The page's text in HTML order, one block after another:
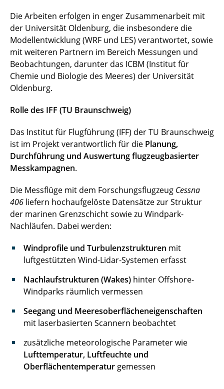
Die Arbeiten erfolgen in enger Zusammenarbeit mit
der Universität Oldenburg, die insbesondere die
Modellentwicklung (WRF und LES) verantwortet, sowie
mit weiteren Partnern im Bereich Messungen und
Beobachtungen, darunter das ICBM (Institut für
Chemie und Biologie des Meeres) der Universität
Oldenburg.
Rolle des IFF (TU Braunschweig)
Das Institut für Flugführung (IFF) der TU Braunschweig
ist im Projekt verantwortlich für die Planung,
Durchführung und Auswertung flugzeugbasierter
Messkampagnen.
Die Messflüge mit dem Forschungsflugzeug Cessna
406 liefern hochaufgelöste Datensätze zur Struktur
der marinen Grenzschicht sowie zu Windpark-
Nachläufen. Dabei werden:
Windprofile und Turbulenzstrukturen mit
luftgestützten Wind-Lidar-Systemen erfasst
Nachlaufstrukturen (Wakes) hinter Offshore-
Windparks räumlich vermessen
Seegang und Meeresoberflächeneigenschaften
mit laserbasierten Scannern beobachtet
zusätzliche meteorologische Parameter wie
Lufttemperatur, Luftfeuchte und
Oberflächentemperatur gemessen